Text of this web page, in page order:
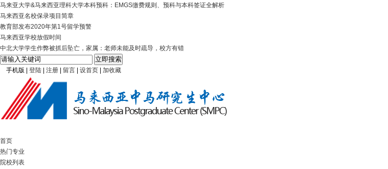
马来亚大学&马来西亚理科大学本科预科：EMGS缴费规则、预科与本科签证全解析
马来西亚名校保录项目简章
教育部发布2020年第1号留学预警
马来西亚学校放假时间
中北大学学生作弊被抓后坠亡，家属：老师未能及时疏导，校方有错
手机版 登陆 注册 留言 设首页 加收藏
首页
热门专业
院校列表